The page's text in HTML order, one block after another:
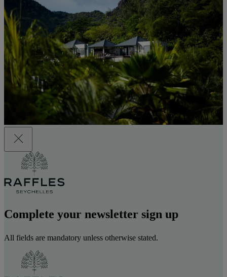
Complete your newsletter sign up
All fields are mandatory unless otherwise stated.